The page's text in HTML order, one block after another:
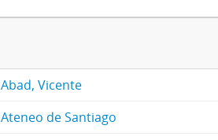
Abad, Vicente
Ateneo de Santiago